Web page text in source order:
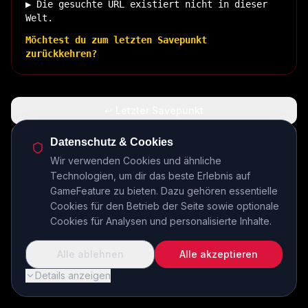
▶ Die gesuchte URL existiert nicht in dieser
Welt.
Möchtest du zum letzten Savepunkt
zurückkehren?
🏠 Zurück zur Basis
INSERT COIN TO CONTINUE...
Datenschutz & Cookies
Wir verwenden Cookies und ähnliche
Technologien, um dir das beste Erlebnis auf
GameFeature zu bieten. Dazu gehören essentielle
Cookies für den Betrieb der Seite sowie optionale
Cookies für Analysen und personalisierte Inhalte.
Details anzeigen
Alle ablehnen Alle akzeptieren